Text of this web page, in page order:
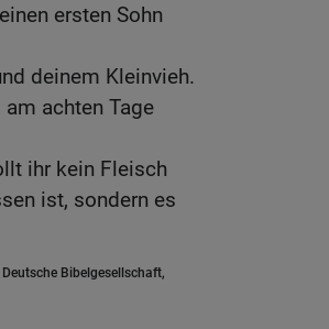
ersten Sohn
deinem Kleinvieh.
achten Tage
ihr kein Fleisch
ist, sondern es
Bibelgesellschaft,